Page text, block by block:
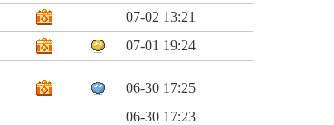
07-02 13:21
07-01 19:24
06-30 17:25
06-30 17:23